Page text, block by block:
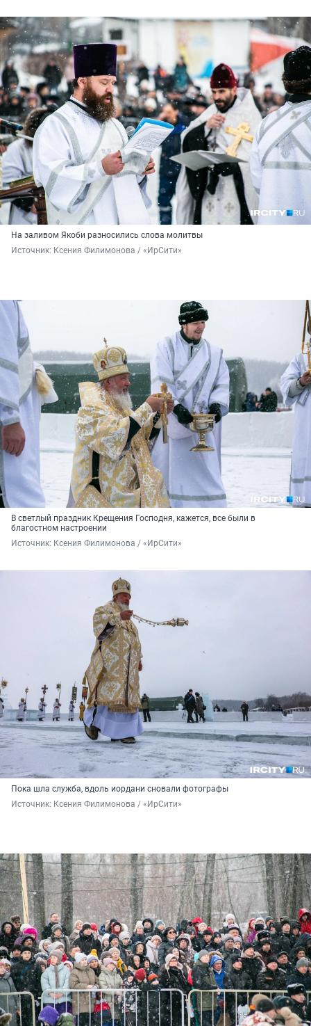
На заливом Якоби разносились слова молитвы
Источник: Ксения Филимонова / «ИрСити»
В светлый праздник Крещения Господня, кажется, все были в
благостном настроении
Источник: Ксения Филимонова / «ИрСити»
Пока шла служба, вдоль иордани сновали фотографы
Источник: Ксения Филимонова / «ИрСити»